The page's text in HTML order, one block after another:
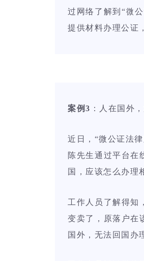
过网络了解到“微
提供材料办理公证
案例3 ：人在国外
近日，“微公证法
陈先生通过平台在
国，应该怎么办理
工作人员了解得知
变卖了，原落户在
国外，无法回国办